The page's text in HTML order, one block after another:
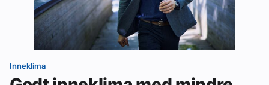
Inneklima